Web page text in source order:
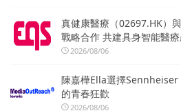
真健康醫療（02697.HK）
戰略合作 共建具身智能醫
2026/08/06
陳嘉樺Ella選擇
的青春狂歡
2026/08/06